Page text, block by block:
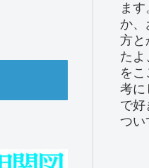
ま
か、
方と
たよ
を
考に
で好
つい